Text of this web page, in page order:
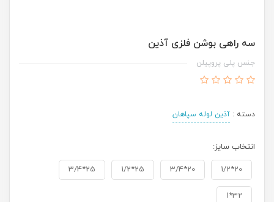
سه راهی بوشن فلزی آذین
جنس پلی پروپیلن
دسته : آذین لوله سپاهان
انتخاب سایز:
20*1/2
20*3/4
25*1/2
25*3/4
32*1